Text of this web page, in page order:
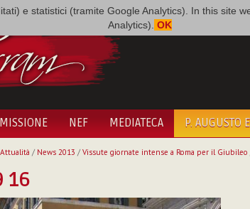
e statistici (tramite Google Analytics). In this site
Analytics). OK
MISSIONE NEF MEDIATECA P. AUGUSTO
Attualità / News 2013 / Vissute giornate intense a Roma per il Giubileo
16